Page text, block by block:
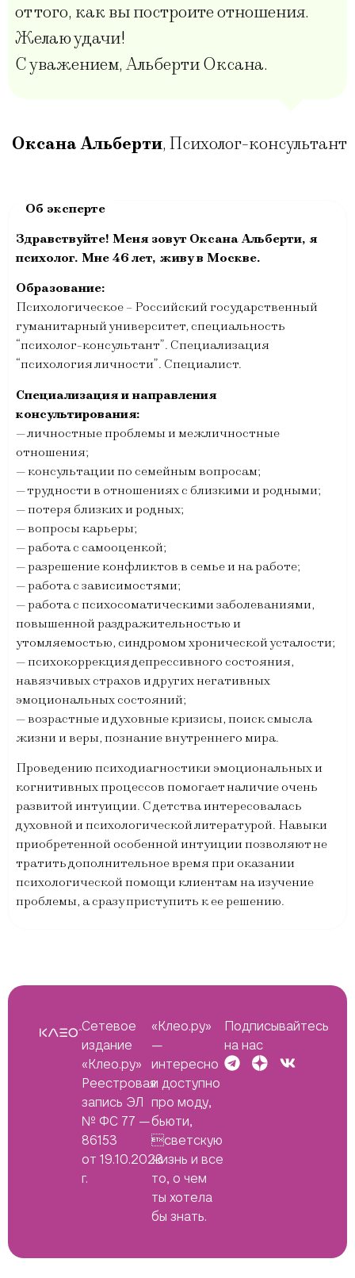
от того, как вы построите отношения.
Желаю удачи!
С уважением, Альберти Оксана.
Оксана Альберти, Психолог-консультант
Здравствуйте! Меня зовут Оксана Альберти, я
психолог. Мне 46 лет, живу в Москве.
Образование:
Психологическое – Российский государственный
гуманитарный университет, специальность
“психолог-консультант”. Специализация
“психология личности”. Специалист.
Специализация и направления
консультирования:
— личностные проблемы и межличностные
отношения;
— консультации по семейным вопросам;
— трудности в отношениях с близкими и родными;
— потеря близких и родных;
— вопросы карьеры;
— работа с самооценкой;
— разрешение конфликтов в семье и на работе;
— работа с зависимостями;
— работа с психосоматическими заболеваниями,
повышенной раздражительностью и
утомляемостью, синдромом хронической усталости;
— психокоррекция депрессивного состояния,
навязчивых страхов и других негативных
эмоциональных состояний;
— возрастные и духовные кризисы, поиск смысла
жизни и веры, познание внутреннего мира.
Проведению психодиагностики эмоциональных и
когнитивных процессов помогает наличие очень
развитой интуиции. С детства интересовалась
духовной и психологической литературой. Навыки
приобретенной особенной интуиции позволяют не
тратить дополнительное время при оказании
психологической помощи клиентам на изучение
проблемы, а сразу приступить к ее решению.
Сетевое
издание
«Клео.ру»
Реестровая
запись ЭЛ
№ ФС 77 —
86153
от 19.10.2023
г.
«Клео.ру»
—
интересно
и доступно
про моду,
бьюти,
светскую
жизнь и все
то, о чем
ты хотела
бы знать.
Подписывайтесь
на нас